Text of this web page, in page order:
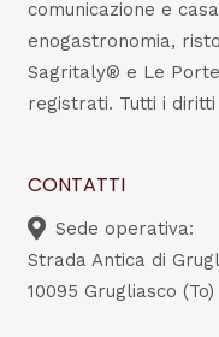
comunicazione e
enogastronomia,
Sagritaly® e Le
registrati. Tutti i
CONTATTI
Sede operativa:
Strada Antica di
10095 Grugliasco (To)